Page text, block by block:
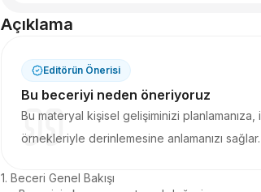
Açıklama
Editörün Önerisi
Bu beceriyi neden öneriyoruz
Bu materyal kişisel gelişiminizi
örnekleriyle derinlemesine anlamanızı sağlar.
1. Beceri Genel Bakışı